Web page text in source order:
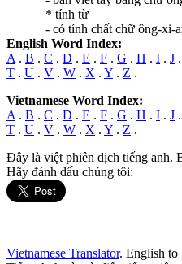
* tính từ
- có tính chất chữ ông-xi-
English Word Index:
A . B . C . D . E . F . G . H . I . J .
T . U . V . W . X . Y . Z .
Vietnamese Word Index:
A . B . C . D . E . F . G . H . I . J .
T . U . V . W . X . Y . Z .
Đây là việt phiên dịch tiếng anh.
Hãy đánh dấu chúng tôi:
Vietnamese Translator. English to